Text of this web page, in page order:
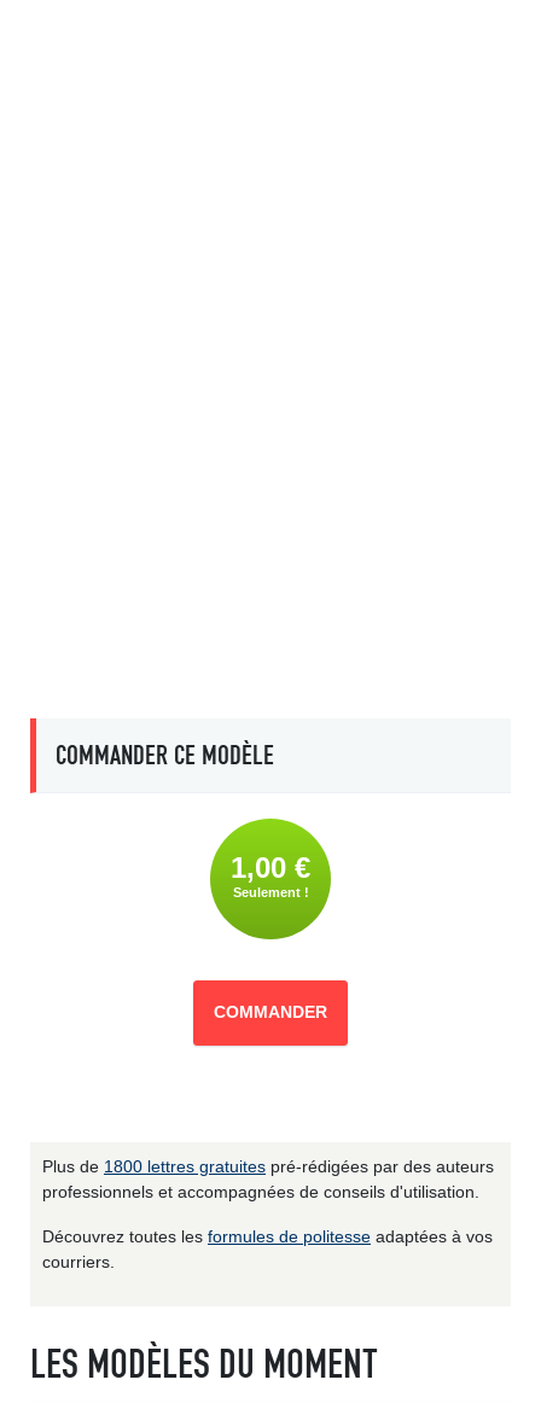
COMMANDER CE MODÈLE
1,00 €
Seulement !
COMMANDER
Plus de 1800 lettres gratuites pré-rédigées par des auteurs
professionnels et accompagnées de conseils d'utilisation.
Découvrez toutes les formules de politesse adaptées à vos
courriers.
LES MODÈLES DU MOMENT